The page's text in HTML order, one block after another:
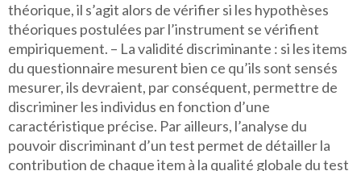
théorique, il s’agit alors de vérifier si les hypothèses
théoriques postulées par l’instrument se vérifient
empiriquement. – La validité discriminante : si les items
du questionnaire mesurent bien ce qu’ils sont sensés
mesurer, ils devraient, par conséquent, permettre de
discriminer les individus en fonction d’une
caractéristique précise. Par ailleurs, l’analyse du
pouvoir discriminant d’un test permet de détailler la
contribution de chaque item à la qualité globale du test